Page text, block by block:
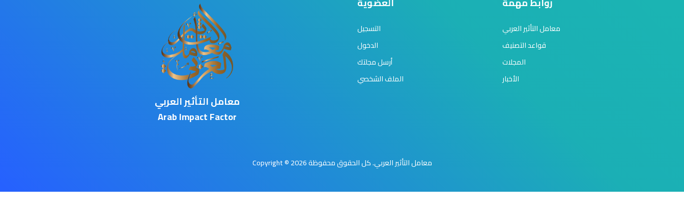
معامل التأثير العربي
Arab Impact Factor
التسجيل
الدخول
أرسل مجلتك
الملف الشخصي
معامل التأثير العربي
قواعد التصنيف
المجلات
الأخبار
Copyright © 2026 معامل التأثير العربي. كل الحقوق محفوظة